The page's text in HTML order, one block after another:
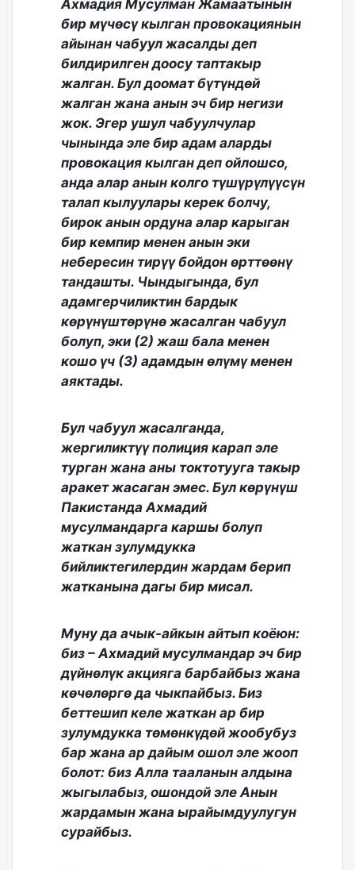
Ахмадия Мусулман Жамаатынын
бир мүчөсү кылган провокациянын
айынан чабуул жасалды деп
билдирилген доосу таптакыр
жалган. Бул доомат бүтүндөй
жалган жана анын эч бир негизи
жок. Эгер ушул чабуулчулар
чынында эле бир адам аларды
провокация кылган деп ойлошсо,
анда алар анын колго түшүрүлүүсүн
талап кылуулары керек болчу,
бирок анын ордуна алар карыган
бир кемпир менен анын эки
небересин тирүү бойдон өрттөөнү
тандашты. Чындыгында, бул
адамгерчиликтин бардык
көрүнүштөрүнө жасалган чабуул
болуп, эки (2) жаш бала менен
кошо үч (3) адамдын өлүмү менен
аяктады.
Бул чабуул жасалганда,
жергиликтүү полиция карап эле
турган жана аны токтотууга такыр
аракет жасаган эмес. Бул көрүнүш
Пакистанда Ахмадий
мусулмандарга каршы болуп
жаткан зулумдукка
бийликтегилердин жардам берип
жатканына дагы бир мисал.
Муну да ачык-айкын айтып коёюн:
биз – Ахмадий мусулмандар эч бир
дүйнөлүк акцияга барбайбыз жана
көчөлөргө да чыкпайбыз. Биз
беттешип келе жаткан ар бир
зулумдукка төмөнкүдөй жообубуз
бар жана ар дайым ошол эле жооп
болот: биз Алла тааланын алдына
жыгылабыз, ошондой эле Анын
жардамын жана ырайымдуулугун
сурайбыз.